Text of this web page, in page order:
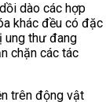
dào các hợp
khác đều có đặc
ung thư đang
chặn các tác
trên động vật